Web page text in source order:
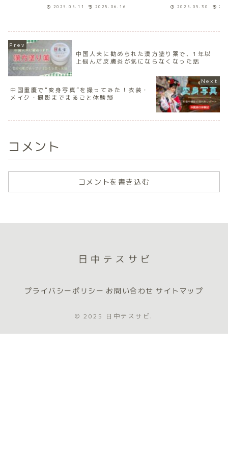
れる、直感力を磨くためのもの。だから
2025.05.11 2025.06.16 2025.05.30
中国人夫に勧められた漢方塗り薬で、1年以
上悩んだ皮膚炎が気にならなくなった話
中国重慶で“変身写真”を撮ってみた！衣装・
メイク・撮影までまるごと体験談
コメント
コメントを書き込む
日中テスサビ
プライバシーポリシー お問い合わせ サイトマップ
© 2025 日中テスサビ.